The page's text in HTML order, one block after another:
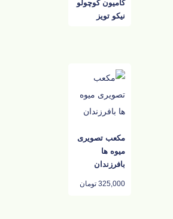
کامیون کوچولو
نیکو تویز
مکعب تصویری
میوه ها
بافرزندان
325,000 تومان